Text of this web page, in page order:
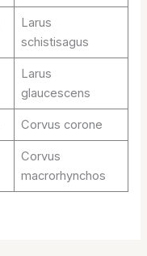
Larus
schistisagus
Larus
glaucescens
Corvus corone
Corvus
macrorhynchos